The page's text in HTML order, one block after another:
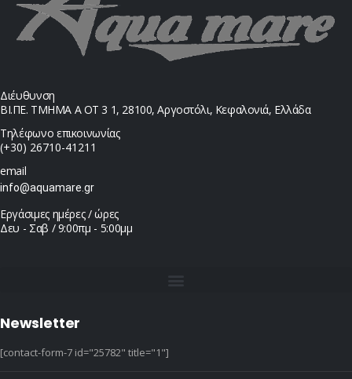
Διέυθυνση
ΒΙ.ΠΕ. ΤΜΗΜΑ Α ΟΤ 3 1, 28100, Αργοστόλι, Κεφαλονιά, Ελλάδα
Τηλέφωνο επικοινωνίας
(+30) 26710-41211
email
info@aquamare.gr
Εργάσιμες ημέρες / ώρες
Δευ - Σαβ / 9:00πμ - 5:00μμ
Newsletter
[contact-form-7 id="25782" title="1"]